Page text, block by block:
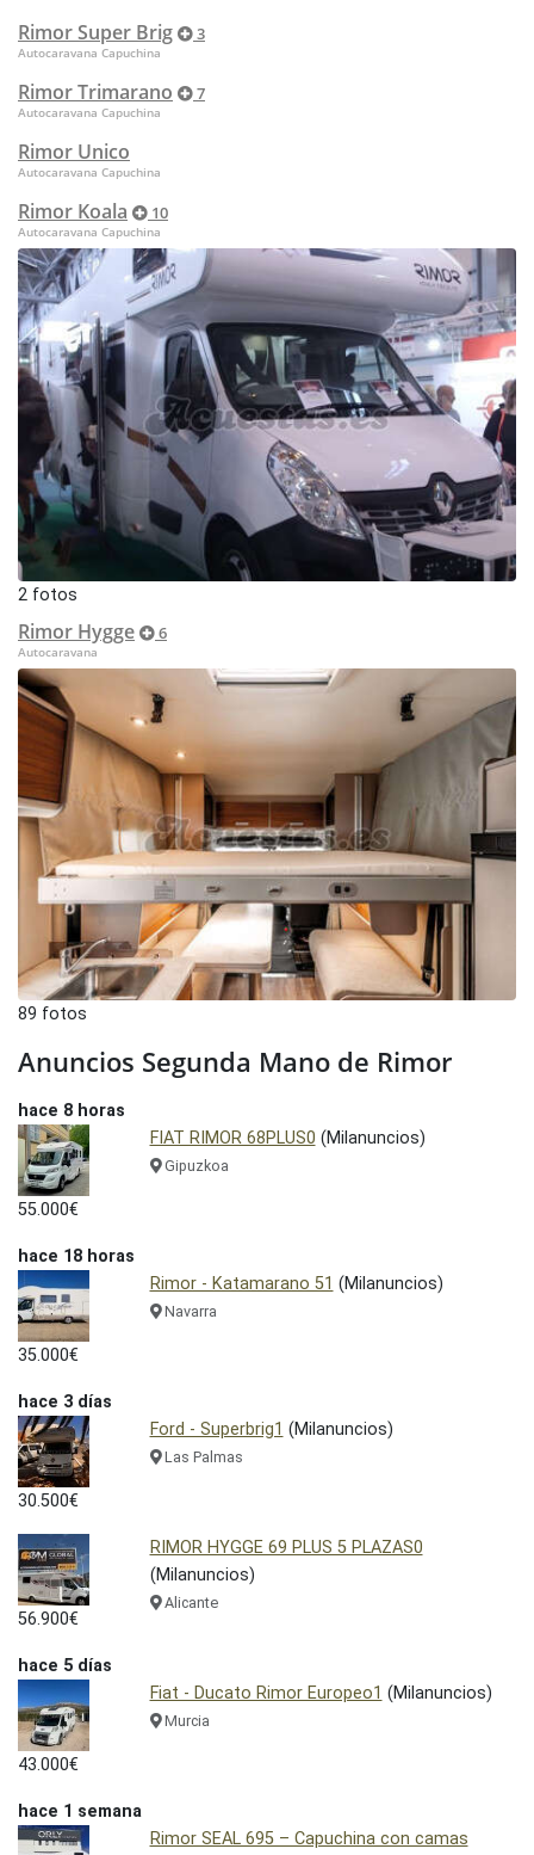
Rimor Super Brig 3
Autocaravana Capuchina
Rimor Trimarano 7
Autocaravana Capuchina
Rimor Unico
Autocaravana Capuchina
Rimor Koala 10
Autocaravana Capuchina
2 fotos
Rimor Hygge 6
Autocaravana
89 fotos
Anuncios Segunda Mano de Rimor
hace 8 horas
55.000€
FIAT RIMOR 68PLUS0 (Milanuncios)
Gipuzkoa
hace 18 horas
35.000€
Rimor - Katamarano 51 (Milanuncios)
Navarra
hace 3 días
30.500€
Ford - Superbrig1 (Milanuncios)
Las Palmas
56.900€
RIMOR HYGGE 69 PLUS 5 PLAZAS0
(Milanuncios)
Alicante
hace 5 días
43.000€
Fiat - Ducato Rimor Europeo1 (Milanuncios)
Murcia
hace 1 semana
Rimor SEAL 695 – Capuchina con camas